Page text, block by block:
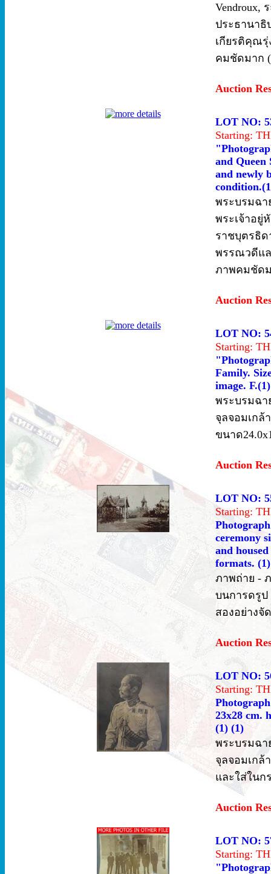
Vendroux,
ประธานา
เกียรติคุณรุ่
คมชัดมาก
Auction
LOT NO:
Starting:
and
and newly
พระบรมฉ
พระเจ้าอยู่
ราชบุตรธิด
พรรณวดีแล
ภาพคมชัด
Auction
LOT NO:
Starting:
Family.
image.
พระบรมฉ
จุลจอมเกล้
ขนาด
Auction
LOT NO:
Starting:
ceremony
and
formats. (1)
ภาพถ่าย -
บนการดรูป
สองอย่างจั
Auction
LOT NO:
Starting:
23x28 cm.
(1) (1)
พระบรมฉ
จุลจอมเกล้
และใส่ในก
Auction
LOT NO:
Starting: